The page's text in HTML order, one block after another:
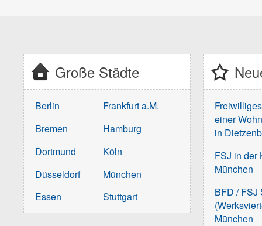
Große Städte
Berlin
Bremen
Dortmund
Düsseldorf
Essen
Frankfurt a.M.
Hamburg
Köln
München
Stuttgart
einer
in
FSJ in der
München
BFD / FSJ
München